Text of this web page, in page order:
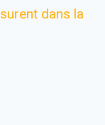
dans la